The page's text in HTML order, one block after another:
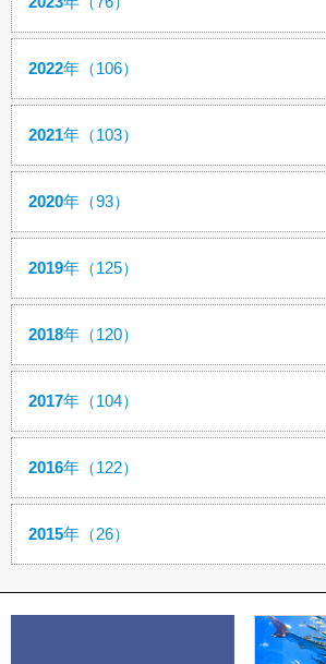
2022年（106）
2021年（103）
2020年（93）
2019年（125）
2018年（120）
2017年（104）
2016年（122）
2015年（26）